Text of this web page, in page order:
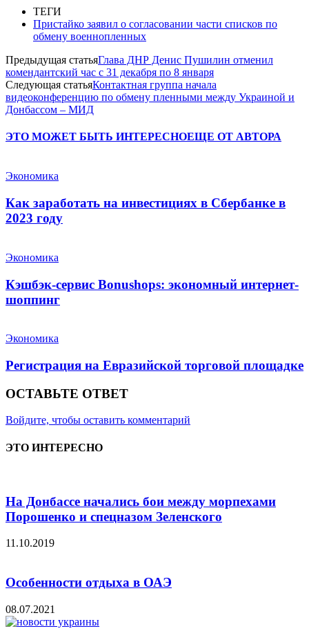
ТЕГИ
Пристайко заявил о согласовании части списков по
обмену военнопленных
Предыдущая статьяГлава ДНР Денис Пушилин отменил
комендантский час с 31 декабря по 8 января
Следующая статьяКонтактная группа начала
видеоконференцию по обмену пленными между Украиной и
Донбассом – МИД
ЭТО МОЖЕТ БЫТЬ ИНТЕРЕСНОЕЩЕ ОТ АВТОРА
Экономика
Как заработать на инвестициях в Сбербанке в
2023 году
Экономика
Кэшбэк-сервис Bonushops: экономный интернет-
шоппинг
Экономика
Регистрация на Евразийской торговой площадке
ОСТАВЬТЕ ОТВЕТ
Войдите, чтобы оставить комментарий
ЭТО ИНТЕРЕСНО
На Донбассе начались бои между морпехами
Порошенко и спецназом Зеленского
11.10.2019
Особенности отдыха в ОАЭ
08.07.2021